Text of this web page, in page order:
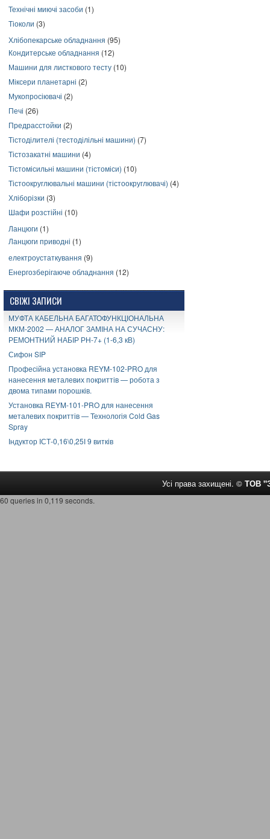
Технічні миючі засоби (1)
Тіоколи (3)
Хлібопекарське обладнання (95)
Кондитерське обладнання (12)
Машини для листкового тесту (10)
Міксери планетарні (2)
Мукопросіювачі (2)
Печі (26)
Предрасстойки (2)
Тістоділителі (тестоділільні машини) (7)
Тістозакатні машини (4)
Тістомісильні машини (тістоміси) (10)
Тістоокруглювальні машини (тістоокруглювачі) (4)
Хліборізки (3)
Шафи розстійні (10)
Ланцюги (1)
Ланцюги приводні (1)
електроустаткування (9)
Енергозберігаюче обладнання (12)
СВІЖІ ЗАПИСИ
МУФТА КАБЕЛЬНА БАГАТОФУНКЦІОНАЛЬНА
МКМ-2002 — АНАЛОГ ЗАМІНА НА СУЧАСНУ:
РЕМОНТНИЙ НАБІР РН-7+ (1-6,3 кВ)
Сифон SIP
Професійна установка REYM-102-PRO для
нанесення металевих покриттів — робота з
двома типами порошків.
Установка REYM-101-PRO для нанесення
металевих покриттів — Технологія Cold Gas
Spray
Індуктор ІСТ-0,16\0,25І 9 витків
Усі права захищені. © ТОВ
60 queries in 0,119 seconds.